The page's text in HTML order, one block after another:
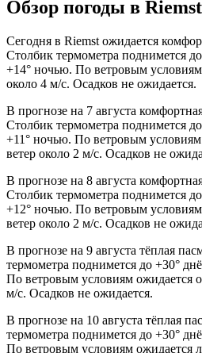
Обзор погоды в
Сегодня в Riemst ожидается
Столбик термометра поднимется
+14° ночью. По ветровым
около 4 м/с. Осадков не ожидается.
В прогнозе на 7 августа
Столбик термометра поднимется
+11° ночью. По ветровым
ветер около 2 м/с. Осадков не
В прогнозе на 8 августа
Столбик термометра поднимется
+12° ночью. По ветровым
ветер около 2 м/с. Осадков не
В прогнозе на 9 августа тёплая
термометра поднимется до +30°
По ветровым условиям ожидается
м/с. Осадков не ожидается.
В прогнозе на 10 августа тёплая
термометра поднимется до +30°
По ветровым условиям ожидается